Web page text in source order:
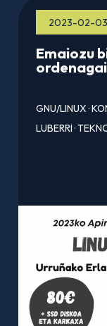
2023-02-03
Emaiozu
GNU/LINUX·
LUBERRI·